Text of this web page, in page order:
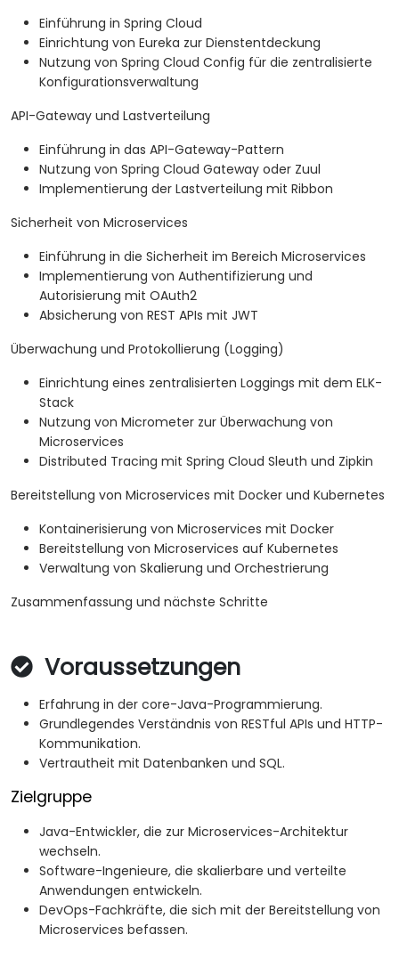
Einführung in Spring Cloud
Einrichtung von Eureka zur Dienstentdeckung
Nutzung von Spring Cloud Config für die zentralisierte
Konfigurationsverwaltung
API-Gateway und Lastverteilung
Einführung in das API-Gateway-Pattern
Nutzung von Spring Cloud Gateway oder Zuul
Implementierung der Lastverteilung mit Ribbon
Sicherheit von Microservices
Einführung in die Sicherheit im Bereich Microservices
Implementierung von Authentifizierung und
Autorisierung mit OAuth2
Absicherung von REST APIs mit JWT
Überwachung und Protokollierung (Logging)
Einrichtung eines zentralisierten Loggings mit dem ELK-
Stack
Nutzung von Micrometer zur Überwachung von
Microservices
Distributed Tracing mit Spring Cloud Sleuth und Zipkin
Bereitstellung von Microservices mit Docker und Kubernetes
Kontainerisierung von Microservices mit Docker
Bereitstellung von Microservices auf Kubernetes
Verwaltung von Skalierung und Orchestrierung
Zusammenfassung und nächste Schritte
Voraussetzungen
Erfahrung in der core-Java-Programmierung.
Grundlegendes Verständnis von RESTful APIs und HTTP-
Kommunikation.
Vertrautheit mit Datenbanken und SQL.
Zielgruppe
Java-Entwickler, die zur Microservices-Architektur
wechseln.
Software-Ingenieure, die skalierbare und verteilte
Anwendungen entwickeln.
DevOps-Fachkräfte, die sich mit der Bereitstellung von
Microservices befassen.